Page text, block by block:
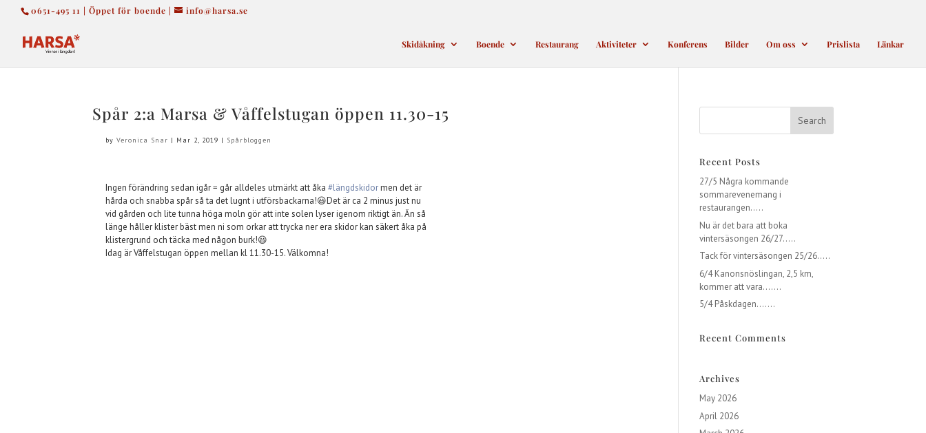
0651-495 11 | Öppet för boende | info@harsa.se
Skidåkning Boende Restaurang Aktiviteter Konferens Bilder Om oss Prislista Länkar
Spår 2:a Marsa & Våffelstugan öppen 11.30-15
byVeronica Snar | Mar 2, 2019 | Spårbloggen
Ingen förändring sedan igår = går alldeles utmärkt att åka#längdskidormen det är
hårda och snabba spår så ta det lugnt i utförsbackarna!😃Det är ca 2 minus just nu
vid gården och lite tunna höga moln gör att inte solen lyser igenom riktigt än. Än så
länge håller klister bäst men ni som orkar att trycka ner era skidor kan säkert åka på
klistergrund och täcka med någon burk!😃
Idag är Våffelstugan öppen mellan kl 11.30-15. Välkomna!
Recent Posts
27/5 Några kommande
sommarevenemang i
restaurangen…..
Nu är det bara att boka
vintersäsongen 26/27…..
Tack för vintersäsongen 25/26…..
6/4 Kanonsnöslingan, 2,5 km,
kommer att vara…….
5/4 Påskdagen…….
Recent Comments
Archives
May 2026
April 2026